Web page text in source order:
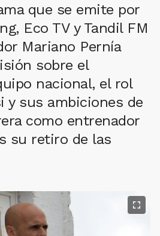
que se emite por
Eco TV y Tandil FM
Mariano Pernía
sobre el
nacional, el rol
y sus ambiciones de
como entrenador
su retiro de las